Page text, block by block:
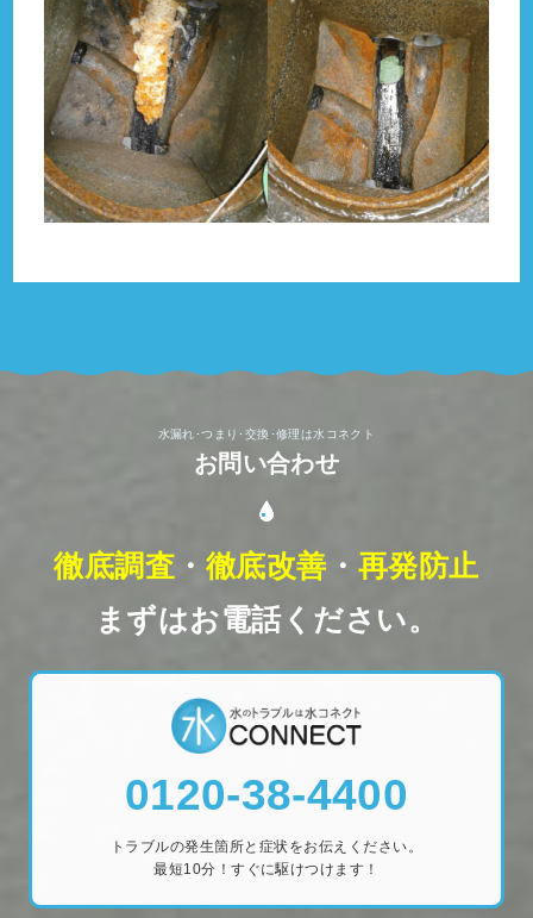
水漏れ･つまり･交換･修理は水コネクト
お問い合わせ
徹底調査 ・ 徹底改善 ・ 再発防止
まずはお電話ください。
0120-38-4400
トラブルの発生箇所と症状をお伝えください。
最短10分！すぐに駆けつけます！